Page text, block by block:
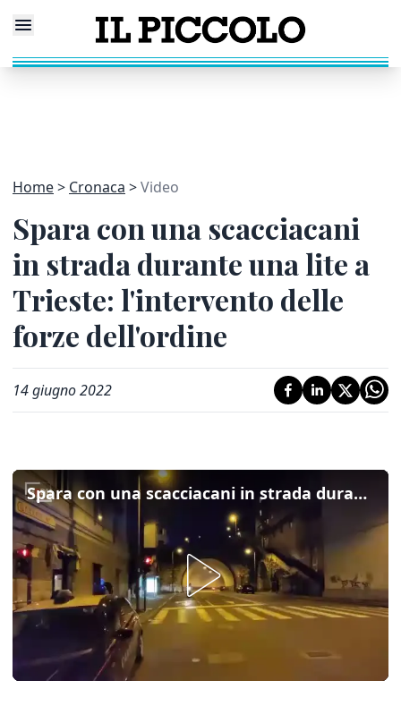
Home Cronaca Video
Spara con una scacciacani
in strada durante una lite a
Trieste: l'intervento delle
forze dell'ordine
14 giugno 2022
Spara con una scacciacani in strada durante una lite a Trieste: l'intervento delle forze dell'ordine